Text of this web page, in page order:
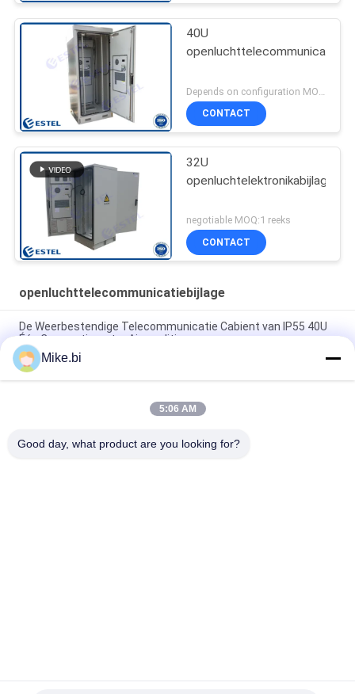
40U
CONTACT
32U
openluchtelektronikabijlage
negotiable MOQ:1 reeks
CONTACT
openluchttelecommunicatiebijlage
De Weerbestendige Telecommunicatie Cabient van IP55 40U
Één CompartimentenAirconditioner
Het Weerbestendige Openlucht Elektrokabinet 1500W AC220V
van IP55 DDF
1500W maak Openlucht Anti-diefstal Drie Puntslot waterdicht
Mike.bi
5:06 AM
Good day, what product are you looking for?